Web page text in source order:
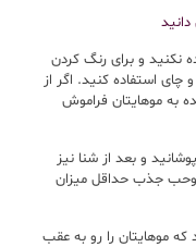
نکنید و برای رنگ کردن
چای استفاده کنید. اگر از
به موهایتان فراموش
و بعد از شنا نیز
موحب جذب حداقل میزان
موهایتان را رو به عقب